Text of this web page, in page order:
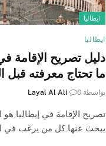
ايطاليا
ايطاليا
ما تحتاج معرفته قبل
بواسطة Layal Al Ali 0
تصريح الإقامة في إيطاليا
يبحث عنها كل من يرغب في